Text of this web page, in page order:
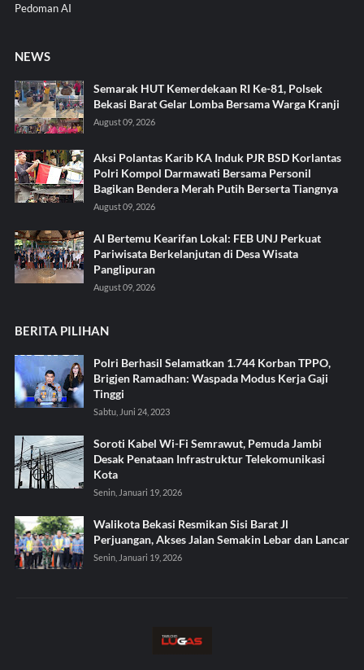
Pedoman AI
NEWS
Semarak HUT Kemerdekaan RI Ke-81, Polsek
Bekasi Barat Gelar Lomba Bersama Warga Kranji
August 09, 2026
Aksi Polantas Karib KA Induk PJR BSD Korlantas
Polri Kompol Darmawati Bersama Personil
Bagikan Bendera Merah Putih Berserta Tiangnya
August 09, 2026
AI Bertemu Kearifan Lokal: FEB UNJ Perkuat
Pariwisata Berkelanjutan di Desa Wisata
Panglipuran
August 09, 2026
BERITA PILIHAN
Polri Berhasil Selamatkan 1.744 Korban TPPO,
Brigjen Ramadhan: Waspada Modus Kerja Gaji
Tinggi
Sabtu, Juni 24, 2023
Soroti Kabel Wi-Fi Semrawut, Pemuda Jambi
Desak Penataan Infrastruktur Telekomunikasi
Kota
Senin, Januari 19, 2026
Walikota Bekasi Resmikan Sisi Barat Jl
Perjuangan, Akses Jalan Semakin Lebar dan Lancar
Senin, Januari 19, 2026